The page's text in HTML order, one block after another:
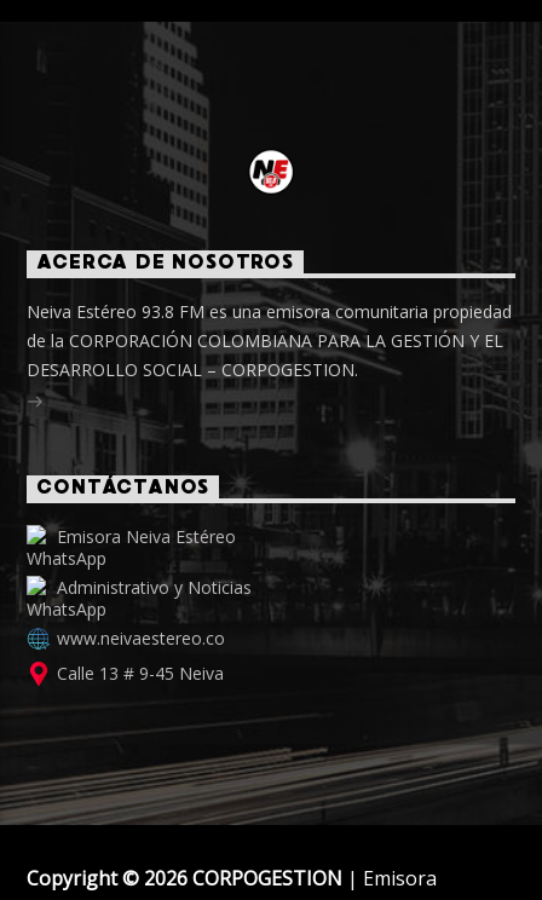
ACERCA DE NOSOTROS
Neiva Estéreo 93.8 FM es una emisora comunitaria propiedad
de la CORPORACIÓN COLOMBIANA PARA LA GESTIÓN Y EL
DESARROLLO SOCIAL – CORPOGESTION.
CONTÁCTANOS
Emisora Neiva Estéreo
Administrativo y Noticias
www.neivaestereo.co
Calle 13 # 9-45 Neiva
Copyright © 2026 CORPOGESTION | Emisora